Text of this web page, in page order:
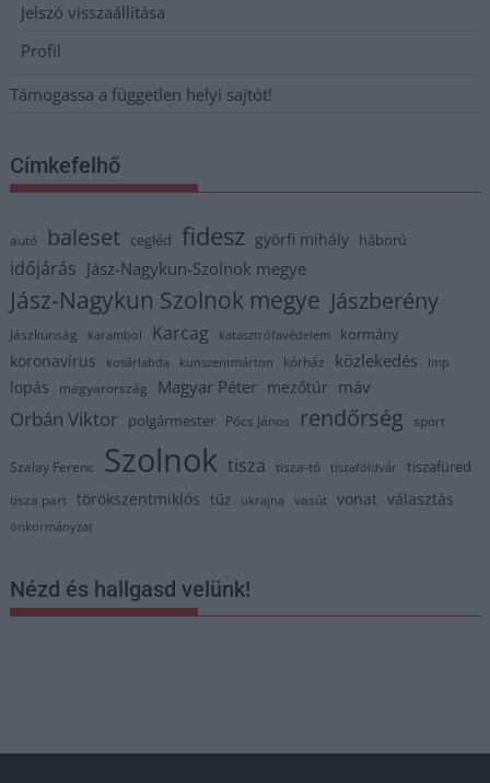
Jelszó visszaállítása
Profil
Támogassa a független helyi sajtót!
Címkefelhő
autó baleset cegléd fidesz györfi mihály háború
időjárás Jász-Nagykun-Szolnok megye
Jász-Nagykun Szolnok megye Jászberény
Jászkunság karambol Karcag katasztrófavédelem kormány
koronavírus kosárlabda kunszentmárton kórház közlekedés lmp
lopás magyarország Magyar Péter mezőtúr máv
Orbán Viktor polgármester Pócs János rendőrség sport
Szalay Ferenc Szolnok tisza tisza-tó tiszaföldvár tiszafüred
tisza part törökszentmiklós tűz ukrajna vasút vonat választás
önkormányzat
Nézd és hallgasd velünk!